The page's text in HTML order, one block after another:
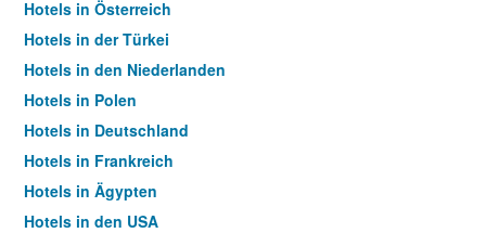
Hotels in Österreich
Hotels in der Türkei
Hotels in den Niederlanden
Hotels in Polen
Hotels in Deutschland
Hotels in Frankreich
Hotels in Ägypten
Hotels in den USA